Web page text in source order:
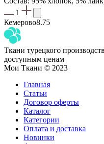
1
Кемерово8.75
Ткани турецкого
доступным ценам
Мои Ткани © 2023
Главная
Статьи
Договор оферты
Каталог
Категории
Оплата и доставка
Новинки